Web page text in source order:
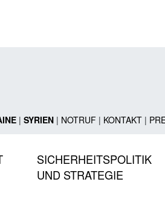
| SYRIEN| NOTRUF| KONTAKT|
SICHERHEITSPOLITIK
UND STRATEGIE